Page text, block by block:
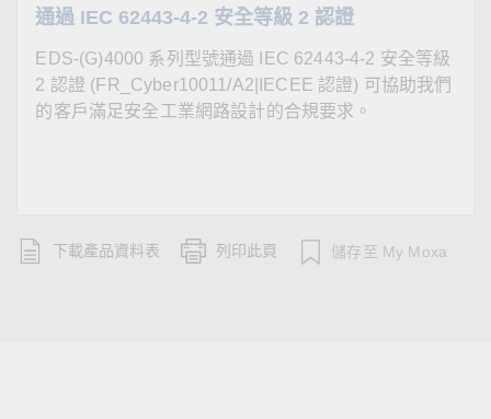
通過 IEC 62443-4-2 安全等級 2 認證
EDS-(G)4000 系列型號通過 IEC 62443-4-2 安全等級
2 認證 (FR_Cyber10011/A2|IECEE 認證) 可協助我們
的客戶滿足安全工業網路設計的合規要求。
下載產品資料表 列印此頁 儲存至 My Moxa